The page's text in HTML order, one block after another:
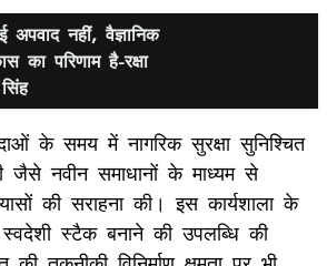
नहीं, वैज्ञानिक
का परिणाम है-रक्षा
के समय में नागरिक सुरक्षा सुनिश्चित
नवीन समाधानों के माध्यम से
की सराहना की। इस कार्यशाला के
स्टैक बनाने की उपलब्धि की